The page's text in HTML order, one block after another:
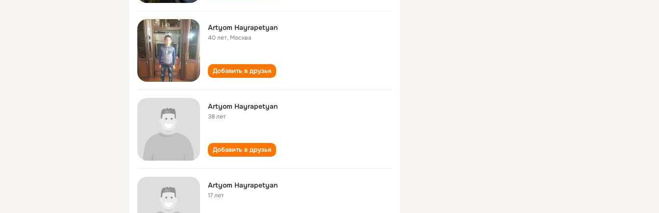
Artyom Hayrapetyan
40 лет, Москва
Добавить в друзья
Artyom Hayrapetyan
38 лет
Добавить в друзья
Artyom Hayrapetyan
17 лет